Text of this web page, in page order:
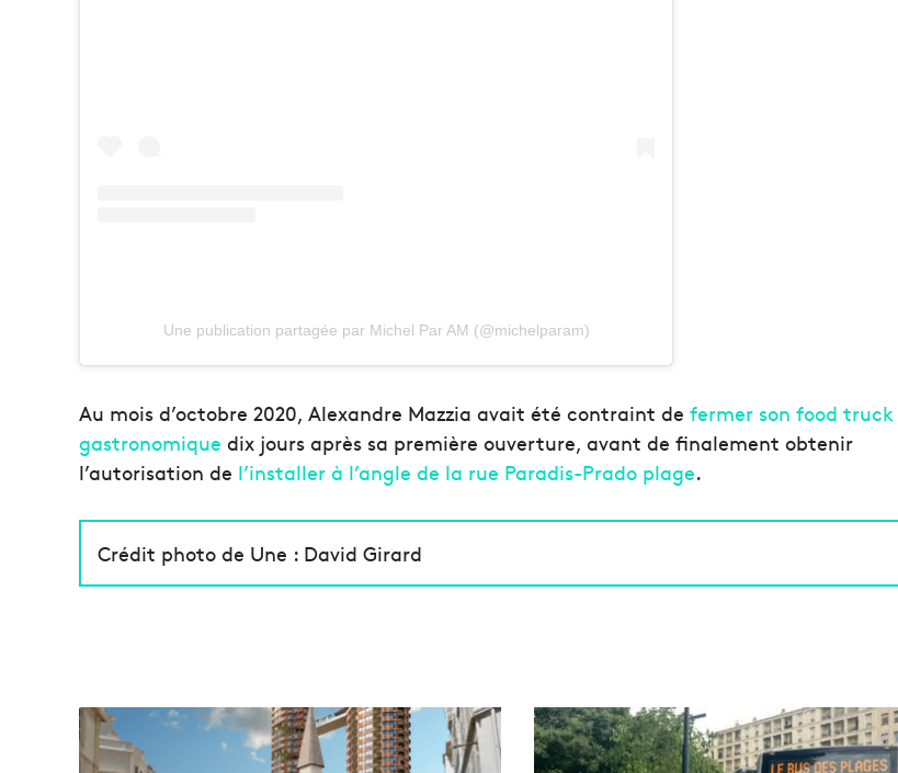
Une publication partagée par Michel Par AM (@michelparam)
Au mois d’octobre 2020, Alexandre Mazzia avait été contraint de fermer son food truck
gastronomique dix jours après sa première ouverture, avant de finalement obtenir
l’autorisation de l’installer à l’angle de la rue Paradis-Prado plage.
Crédit photo de Une : David Girard
À
M
a
U
n
e